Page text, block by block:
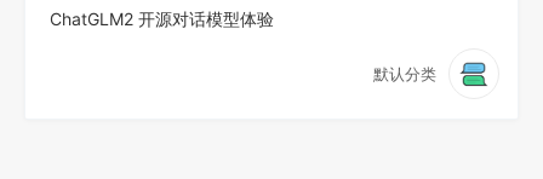
ChatGLM2 开源对话模型体验
默认分类